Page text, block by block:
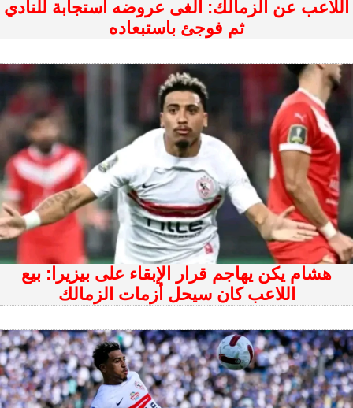
اللاعب عن الزمالك: ألغى عروضه استجابة للنادي
ثم فوجئ باستبعاده
هشام يكن يهاجم قرار الإبقاء على بيزيرا: بيع
اللاعب كان سيحل أزمات الزمالك